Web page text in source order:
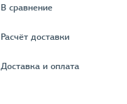
В сравнение
Расчёт доставки
Доставка и оплата